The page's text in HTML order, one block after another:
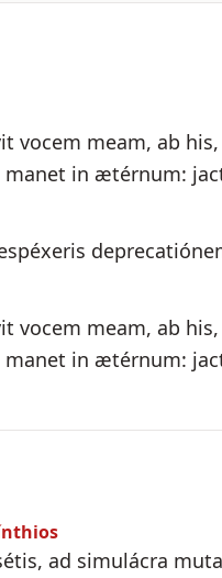
vocem meam, ab
in ætérnum:
vocem meam, ab
in ætérnum:
ad simulácra